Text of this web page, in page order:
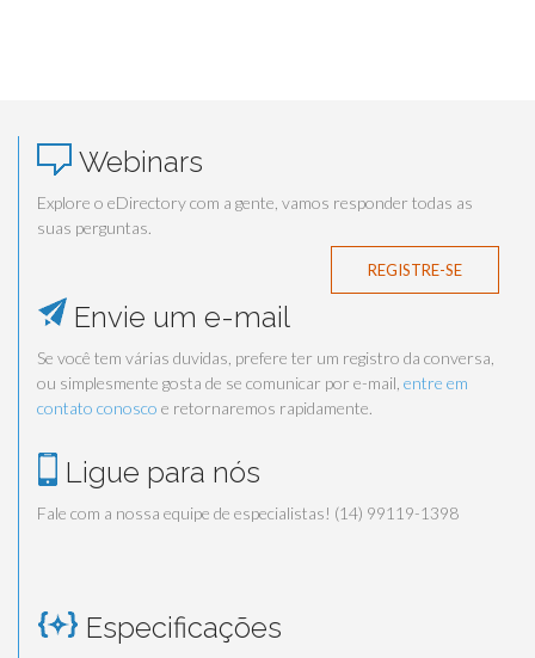
Webinars
Explore o eDirectory com a gente, vamos responder todas as
suas perguntas.
REGISTRE-SE
Envie um e-mail
Se você tem várias duvidas, prefere ter um registro da conversa,
ou simplesmente gosta de se comunicar por e-mail, entre em
contato conosco e retornaremos rapidamente.
Ligue para nós
Fale com a nossa equipe de especialistas! (14) 99119-1398
Especificações